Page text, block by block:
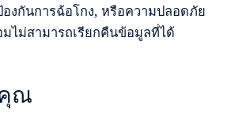
งกันการฉ้อโกง, หรือความปลอดภัย
ไม่สามารถเรียกคืนข้อมูลที่ได้
ณ